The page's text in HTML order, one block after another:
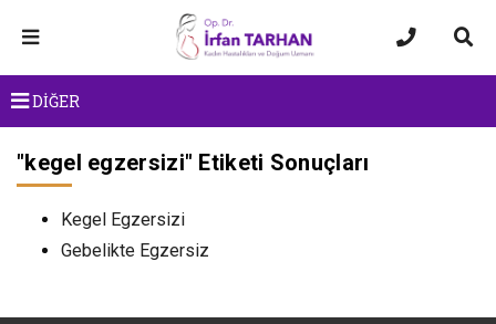
DİĞER
"kegel egzersizi" Etiketi Sonuçları
Kegel Egzersizi
Gebelikte Egzersiz